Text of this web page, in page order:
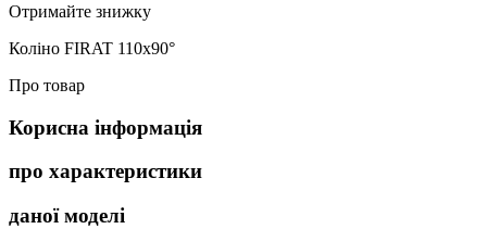
Отримайте знижку
Коліно FIRAT 110х90°
Про товар
Корисна інформація
про характеристики
даної моделі